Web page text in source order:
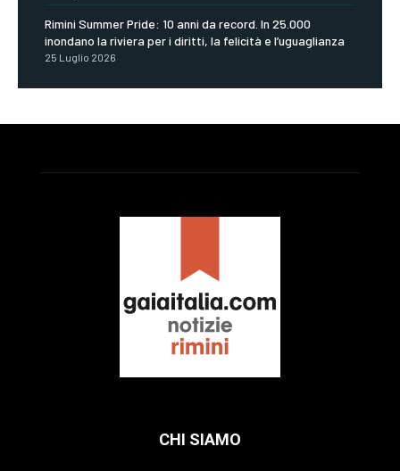
Rimini Summer Pride: 10 anni da record. In 25.000
inondano la riviera per i diritti, la felicità e l’uguaglianza
25 Luglio 2026
CHI SIAMO